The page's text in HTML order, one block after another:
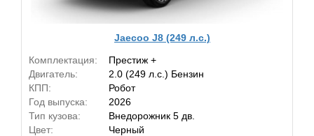
Jaecoo J8 (249 л.с.)
Комплектация:
Престиж +
Двигатель:
2.0 (249 л.с.) Бензин
КПП:
Робот
Год выпуска:
2026
Тип кузова:
Внедорожник 5 дв.
Цвет:
Черный